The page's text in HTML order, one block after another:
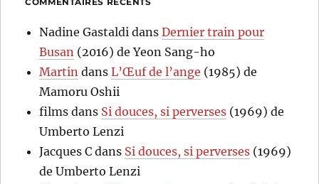
Nadine Gastaldi dansDernier train pour
Busan (2016) de Yeon Sang-ho
Martin dansL’Œuf de l’ange (1985) de
Mamoru Oshii
films dans Si douces, si perverses (1969) de
Umberto Lenzi
Jacques C dans Si douces, si perverses (1969)
de Umberto Lenzi